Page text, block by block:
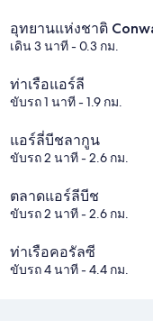
อุทยานแห่งชาติ
เดิน 3 นาที- 0.3 กม.
ท่าเรือแอร์ลี
ขับรถ 1 นาที- 1.9 กม.
แอร์ลี่บีชลากูน
ขับรถ 2 นาที- 2.6 กม.
ตลาดแอร์ลีบีช
ขับรถ 2 นาที- 2.6 กม.
ท่าเรือคอรัลซี
ขับรถ 4 นาที- 4.4 กม.